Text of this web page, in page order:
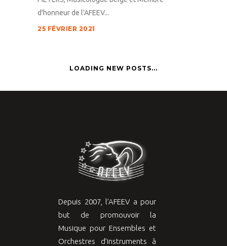
d'honneur de l'AFEEV...
25 FÉVRIER 2021
LOADING NEW POSTS...
Depuis 2007, l’AFEEV a pour
but de promouvoir la
Musique pour Ensembles et
Orchestres d’instruments à